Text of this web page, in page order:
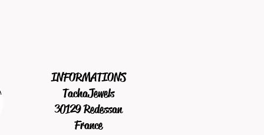
INFORMATIONS
TachaJewels
30129 Redessan
France